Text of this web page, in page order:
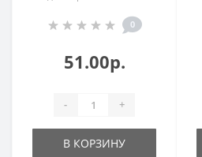
0
51.00р.
- +
В КОРЗИНУ